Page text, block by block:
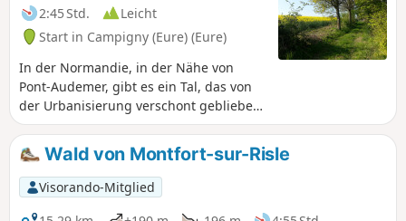
2:45 Std.
Leicht
Start in Campigny (Eure) (Eure)
In der Normandie, in der Nähe von
Pont-Audemer, gibt es ein Tal, das von
der Urbanisierung verschont geblieben
ist. Das Tal der Véronne eignet sich
ideal für Spaziergänge auf seinen
Hohlwegen, von denen aus man
wunderschöne Landschaften,
Naturstätten von großer Schönheit und
Wald von Montfort-sur-Risle
Visorando-Mitglied